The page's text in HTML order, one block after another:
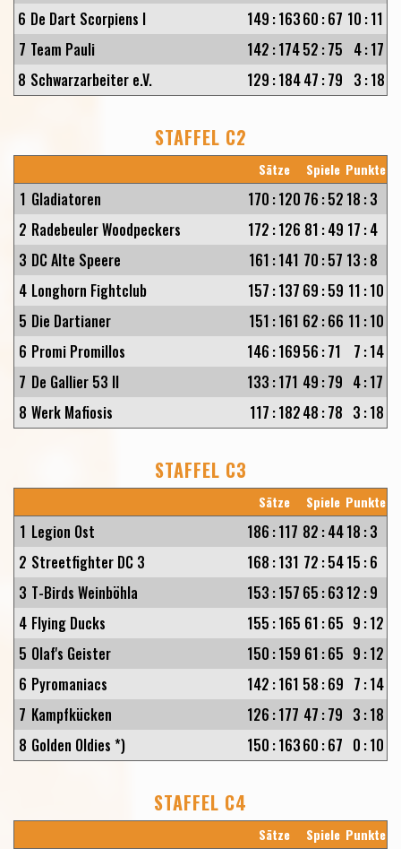
6 De Dart Scorpiens I 149 :16360 :67 10 :11
7 Team Pauli 142 :17452 :75 4:17
8 Schwarzarbeiter e.V. 129 :18447 :79 3 :18
STAFFEL C2
Sätze Spiele Punkte
1 Gladiatoren 170 :120 76 :52 18 :3
2 Radebeuler Woodpeckers 172 :126 81 :49 17 :4
3 DC Alte Speere 161 :141 70 :57 13 :8
4 Longhorn Fightclub 157 :137 69 :59 11 :10
5 Die Dartianer 151 :161 62 :66 11 :10
6 Promi Promillos 146 :16956 :71 7 :14
7 De Gallier 53 II 133 :171 49 :79 4:17
8 Werk Mafiosis 117 :18248 :78 3 :18
STAFFEL C3
Sätze Spiele Punkte
1 Legion Ost 186 :117 82 :4418 :3
2 Streetfighter DC 3 168 :131 72 :5415 :6
3 T-Birds Weinböhla 153 :157 65 :63 12 :9
4 Flying Ducks 155 :165 61 :65 9 :12
5 Olaf's Geister 150 :159 61 :65 9 :12
6 Pyromaniacs 142 :161 58 :69 7 :14
7 Kampfkücken 126 :177 47 :79 3 :18
8 Golden Oldies *) 150 :16360 :67 0 :10
STAFFEL C4
Sätze Spiele Punkte